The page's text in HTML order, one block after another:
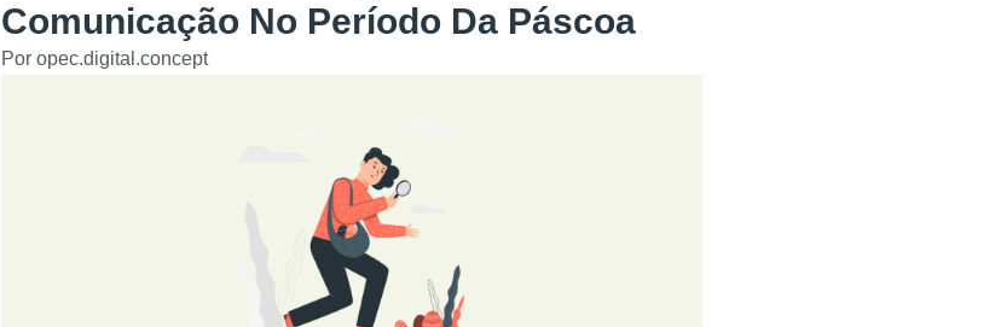
Comunicação No Período Da Páscoa
Por opec.digital.concept